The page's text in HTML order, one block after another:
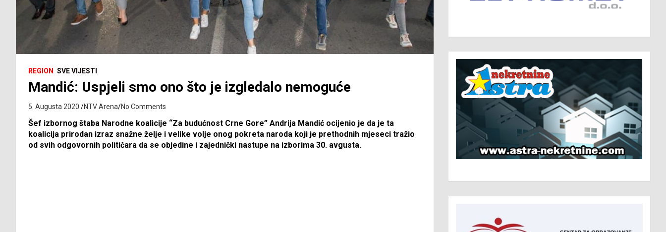
REGION SVE VIJESTI
Mandić: Uspjeli smo ono što je izgledalo nemoguće
5. Augusta 2020. NTV Arena No Comments
Šef izbornog štaba Narodne koalicije “Za budućnost Crne Gore” Andrija Mandić ocijenio je da je ta
koalicija prirodan izraz snažne želje i velike volje onog pokreta naroda koji je prethodnih mjeseci tražio
od svih odgovornih političara da se objedine i zajednički nastupe na izborima 30. avgusta.